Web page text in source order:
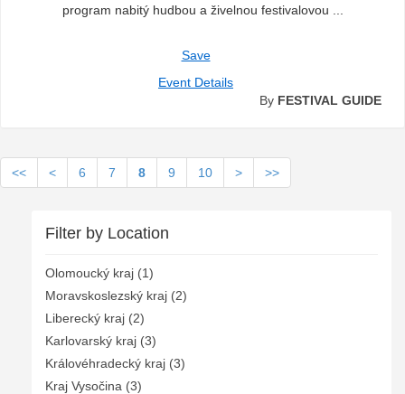
program nabitý hudbou a živelnou festivalovou ...
Save
Event Details
By FESTIVAL GUIDE
<< < 6 7 8 9 10 > >>
Filter by Location
Olomoucký kraj (1)
Moravskoslezský kraj (2)
Liberecký kraj (2)
Karlovarský kraj (3)
Královéhradecký kraj (3)
Kraj Vysočina (3)